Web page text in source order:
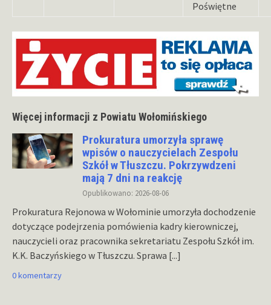
Poświętne
Więcej informacji z Powiatu Wołomińskiego
Prokuratura umorzyła sprawę
wpisów o nauczycielach Zespołu
Szkół w Tłuszczu. Pokrzywdzeni
mają 7 dni na reakcję
Opublikowano: 2026-08-06
Prokuratura Rejonowa w Wołominie umorzyła dochodzenie
dotyczące podejrzenia pomówienia kadry kierowniczej,
nauczycieli oraz pracownika sekretariatu Zespołu Szkół im.
K.K. Baczyńskiego w Tłuszczu. Sprawa [...]
0 komentarzy